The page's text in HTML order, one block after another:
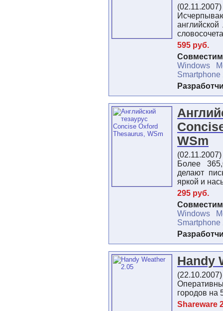
(02.11.2007)
595 руб.
Windows
Smartphone
WSm
(02.11.2007)
Более
делают
яркой и
295 руб.
Windows
Smartphone
Handy
городов на
Shareware